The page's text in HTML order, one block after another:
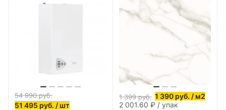
54 990руб.
51 495 руб. / шт
1 399руб. 1 390 руб. / м2
2 001.60 ₽ / упак